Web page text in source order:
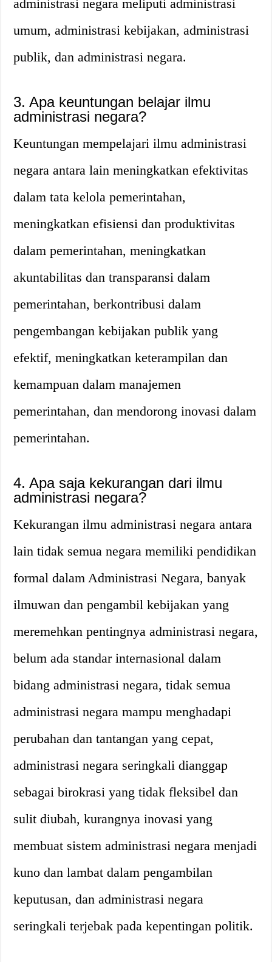
administrasi negara meliputi administrasi
umum, administrasi kebijakan, administrasi
publik, dan administrasi negara.
3. Apa keuntungan belajar ilmu
administrasi negara?
Keuntungan mempelajari ilmu administrasi
negara antara lain meningkatkan efektivitas
dalam tata kelola pemerintahan,
meningkatkan efisiensi dan produktivitas
dalam pemerintahan, meningkatkan
akuntabilitas dan transparansi dalam
pemerintahan, berkontribusi dalam
pengembangan kebijakan publik yang
efektif, meningkatkan keterampilan dan
kemampuan dalam manajemen
pemerintahan, dan mendorong inovasi dalam
pemerintahan.
4. Apa saja kekurangan dari ilmu
administrasi negara?
Kekurangan ilmu administrasi negara antara
lain tidak semua negara memiliki pendidikan
formal dalam Administrasi Negara, banyak
ilmuwan dan pengambil kebijakan yang
meremehkan pentingnya administrasi negara,
belum ada standar internasional dalam
bidang administrasi negara, tidak semua
administrasi negara mampu menghadapi
perubahan dan tantangan yang cepat,
administrasi negara seringkali dianggap
sebagai birokrasi yang tidak fleksibel dan
sulit diubah, kurangnya inovasi yang
membuat sistem administrasi negara menjadi
kuno dan lambat dalam pengambilan
keputusan, dan administrasi negara
seringkali terjebak pada kepentingan politik.